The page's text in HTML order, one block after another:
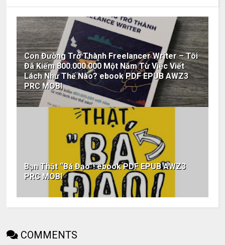
Con Đường Trở Thành Freelancer Writer – Tôi
Đã Kiếm 800.000.000 Một Năm Từ Việc Viết
Lách Như Thế Nào? ebook PDF EPUB AWZ3
PRC MOBI
Bạn Thật “Bá Đạo”! ebook PDF EPUB AWZ3
PRC MOBI
COMMENTS